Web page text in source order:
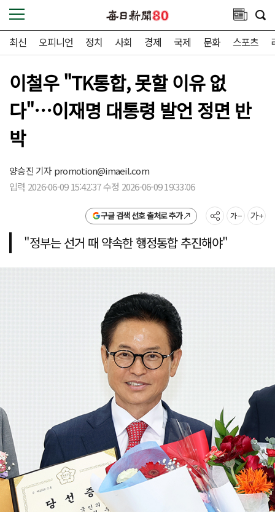
최신 오피니언 정치 사회 경제 국제 문화 스포츠
이철우 "TK통합, 못할 이유 없
다"…이재명 대통령 발언 정면 반
박
양승진 기자promotion@imaeil.com
입력 2026-06-09 15:42:37 수정 2026-06-09 19:33:06
구글 검색 선호 출처로 추가
"정부는 선거 때 약속한 행정통합 추진해야"